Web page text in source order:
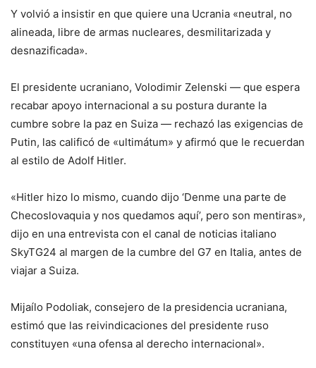
Y volvió a insistir en que quiere una Ucrania «neutral, no
alineada, libre de armas nucleares, desmilitarizada y
desnazificada».
El presidente ucraniano, Volodimir Zelenski — que espera
recabar apoyo internacional a su postura durante la
cumbre sobre la paz en Suiza — rechazó las exigencias de
Putin, las calificó de «ultimátum» y afirmó que le recuerdan
al estilo de Adolf Hitler.
«Hitler hizo lo mismo, cuando dijo ‘Denme una parte de
Checoslovaquia y nos quedamos aquí’, pero son mentiras»,
dijo en una entrevista con el canal de noticias italiano
SkyTG24 al margen de la cumbre del G7 en Italia, antes de
viajar a Suiza.
Mijaílo Podoliak, consejero de la presidencia ucraniana,
estimó que las reivindicaciones del presidente ruso
constituyen «una ofensa al derecho internacional».